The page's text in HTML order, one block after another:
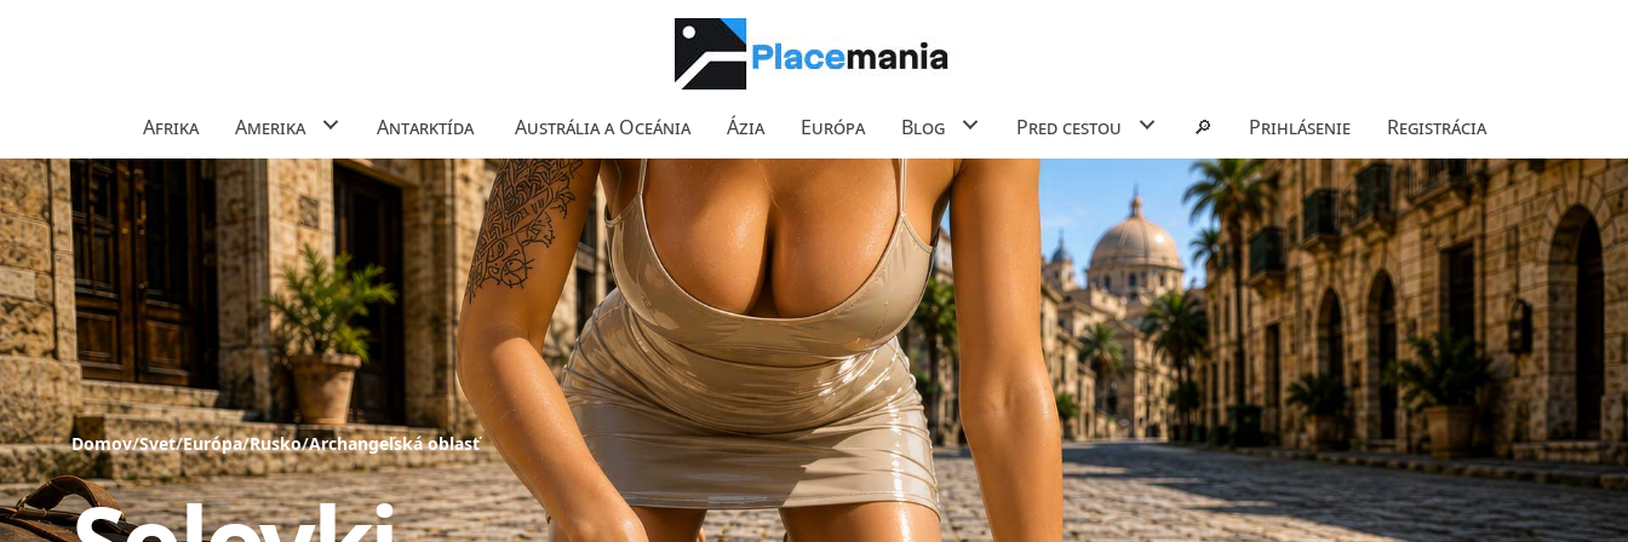
Afrika Amerika Antarktída Austrália a Oceánia Ázia Európa Blog Pred cestou 🔎 Prihlásenie Registrácia
Domov/Svet/Európa/Rusko/Archangeľská oblasť